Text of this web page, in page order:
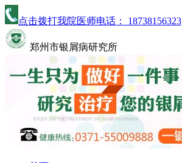
点击拨打我院医师电话： 18738156323
郑州市银屑病研究所